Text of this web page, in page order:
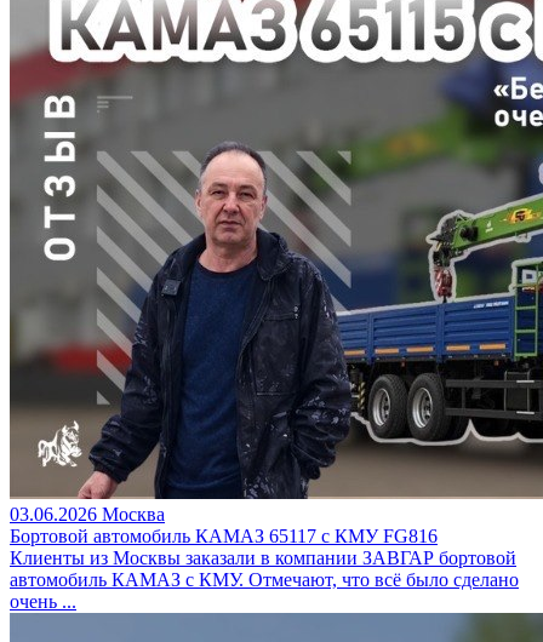
03.06.2026 Москва
Бортовой автомобиль КАМАЗ 65117 с КМУ FG816
Клиенты из Москвы заказали в компании ЗАВГАР бортовой
автомобиль КАМАЗ с КМУ. Отмечают, что всё было сделано
очень ...